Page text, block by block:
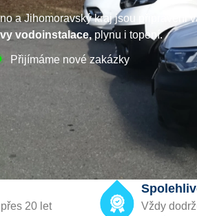
a Jihomoravský kraj jsou připraveni
vodoinstalace, plynu i topení.
Přijímáme nové zakázky
20 let
Vždy